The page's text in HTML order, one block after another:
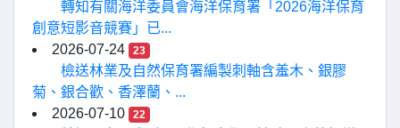
轉知有關海洋委員會海洋保育署「2026海洋保育
創意短影音競賽」已...
2026-07-24
23
檢送林業及自然保育署編製刺軸含羞木、銀膠
菊、銀合歡、香澤蘭、...
2026-07-10
22